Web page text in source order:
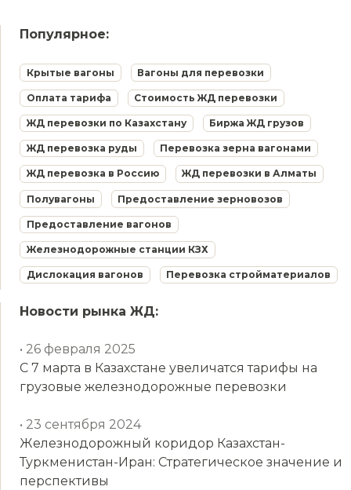
Популярное:
Крытые вагоны Вагоны для перевозки
Оплата тарифа Стоимость ЖД перевозки
ЖД перевозки по Казахстану Биржа ЖД грузов
ЖД перевозка руды Перевозка зерна вагонами
ЖД перевозка в Россию ЖД перевозки в Алматы
Полувагоны Предоставление зерновозов
Предоставление вагонов
Железнодорожные станции КЗХ
Дислокация вагонов Перевозка стройматериалов
Новости рынка ЖД:
• 26 февраля 2025
С 7 марта в Казахстане увеличатся тарифы на
грузовые железнодорожные перевозки
• 23 сентября 2024
Железнодорожный коридор Казахстан-
Туркменистан-Иран: Стратегическое значение и
перспективы